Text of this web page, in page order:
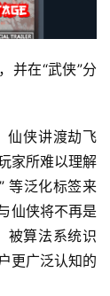
并在“武侠”分
仙侠讲渡劫飞
家所难以理解
等泛化标签来
仙侠将不再是
被算法系统识
更广泛认知的